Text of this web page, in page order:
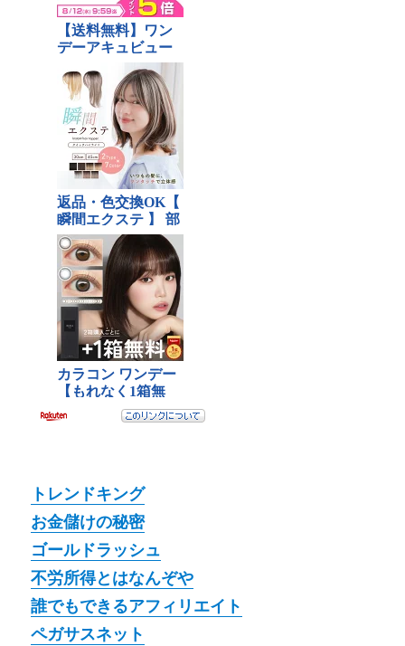
トレンドキング
お金儲けの秘密
ゴールドラッシュ
不労所得とはなんぞや
誰でもできるアフィリエイト
ペガサスネット